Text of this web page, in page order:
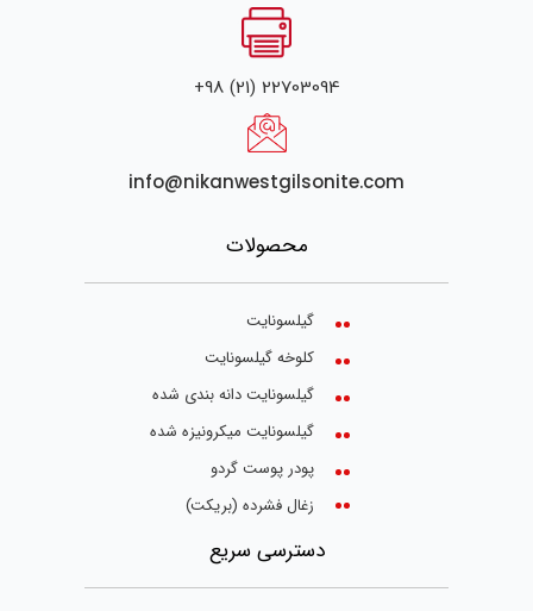
+98 (21) 22703094
info@nikanwestgilsonite.com
محصولات
گیلسونایت
کلوخه گیلسونایت
گیلسونایت دانه بندی شده
گیلسونایت میکرونیزه شده
پودر پوست گردو
زغال فشرده (بریکت)
دسترسی سریع